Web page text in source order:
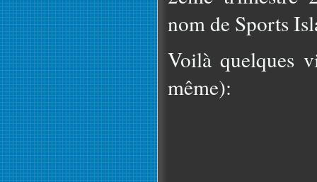
nom de Sports
Voilà quelques
même):